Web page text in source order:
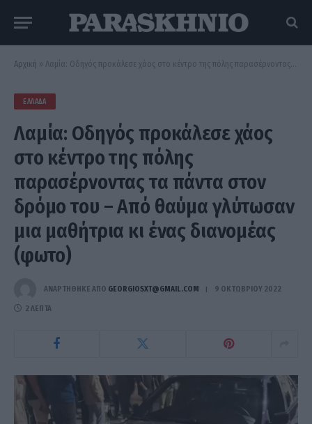
Αρχική » Λαμία: Οδηγός προκάλεσε χάος στο κέντρο της πόλης παρασέρνοντας τα πάντα στον δρόμο του – Από θαύμα γλύτωσαν μια μαθήτρια κι ένας διανομέας (φωτο)
ΕΛΛΆΔΑ
Λαμία: Οδηγός προκάλεσε χάος
στο κέντρο της πόλης
παρασέρνοντας τα πάντα στον
δρόμο του – Από θαύμα γλύτωσαν
μια μαθήτρια κι ένας διανομέας
(φωτο)
ΑΝΑΡΤΗΘΗΚΕ ΑΠΟ GEORGIOSXT@GMAIL.COM 9 ΟΚΤΩΒΡΊΟΥ 2022
2 ΛΕΠΤΆ